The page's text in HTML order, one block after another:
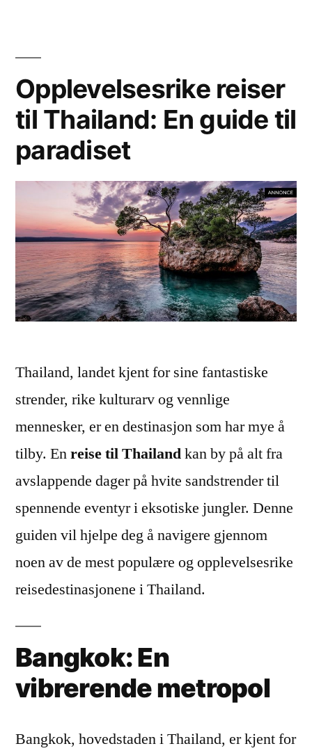
Opplevelsesrike reiser
til Thailand: En guide til
paradiset
Thailand, landet kjent for sine fantastiske
strender, rike kulturarv og vennlige
mennesker, er en destinasjon som har mye å
tilby. Enreise til Thailandkan by på alt fra
avslappende dager på hvite sandstrender til
spennende eventyr i eksotiske jungler. Denne
guiden vil hjelpe deg å navigere gjennom
noen av de mest populære og opplevelsesrike
reisedestinasjonene i Thailand.
Bangkok: En
vibrerende metropol
Bangkok, hovedstaden i Thailand, er kjent for